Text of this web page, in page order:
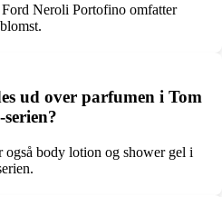
Neroli Portofino omfatter
ud over parfumen i Tom
body lotion og shower gel i